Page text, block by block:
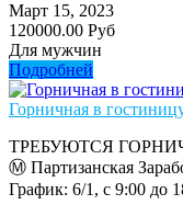
Март 15, 2023
120000.00 Руб
Для мужчин
Подробней
Горничная в
ТРЕБУЮТСЯ
Ⓜ️ Партизанская
График: 6/1, с 9:00 до